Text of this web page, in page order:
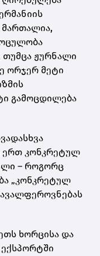
მართალია,
თუმცა ჟურნალი
ორჯერ მეტი
გამოცდილება
ერთ კონკრეტულ
– როგორც
„კონკრეტულ
ხორცისა და